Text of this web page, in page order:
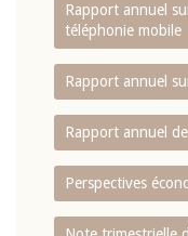
Rapport annuel
téléphonie mobile
Rapport annuel
Rapport annuel
Perspectives